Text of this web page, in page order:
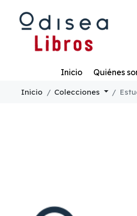
Inicio Quiénes
Inicio Colecciones